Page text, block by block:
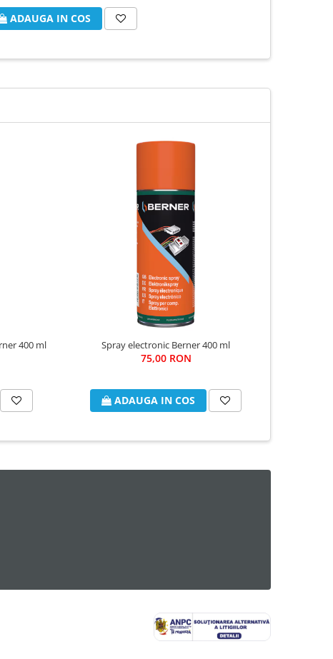
ADAUGA IN COS
400 ml Spray electronic Berner 400 ml
75,00 RON
ADAUGA IN COS